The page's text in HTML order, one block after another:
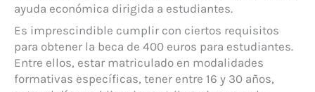
ayuda económica dirigida a estudiantes.
Es imprescindible cumplir con ciertos requisitos
para obtener la beca de 400 euros para estudiantes.
Entre ellos, estar matriculado en modalidades
formativas específicas, tener entre 16 y 30 años,